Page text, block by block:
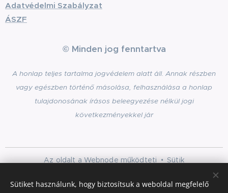
Adatvédelmi Szabályzat
ÁSZF
© Minden jog fenntartva
A honlap teljes tartalma jogvédelem alatt áll. Annak részben
vagy egészben történő másolása, felhasználása a honlap
tulajdonosának írásos beleegyezése nélkül jogi
következményekkel jár
Az oldalt aWebnodeműködteti Sütik
Nyelvek
Sütiket használunk, hogy biztosítsuk a weboldal megfelelő